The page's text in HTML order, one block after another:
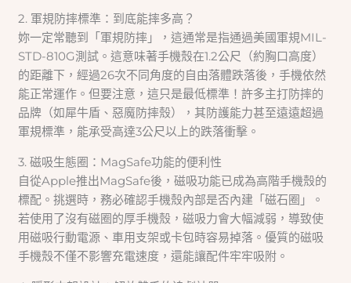
2. 軍規防摔標準：到底能摔多高？
妳一定常聽到「軍規防摔」，這通常是指通過美國軍規MIL-
STD-810G測試。這意味著手機殼在1.2公尺（約胸口高度）
的距離下，經過26次不同角度的自由落體跌落後，手機依然
能正常運作。但要注意，這只是最低標準！許多主打防摔的
品牌（如犀牛盾、惡魔防摔殼），其防護能力甚至遠遠超過
軍規標準，能承受高達3公尺以上的跌落衝擊。
3. 磁吸生態圈：MagSafe功能的便利性
自從Apple推出MagSafe後，磁吸功能已成為高階手機殼的
標配。挑選時，務必確認手機殼內部是否內建「磁石圈」。
若使用了沒有磁圈的厚手機殼，磁吸力會大幅減弱，導致使
用磁吸行動電源、車用支架或卡包時容易掉落。優質的磁吸
手機殼不僅不影響充電速度，還能讓配件牢牢吸附。